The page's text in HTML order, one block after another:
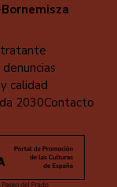
calidad
2030Contacto